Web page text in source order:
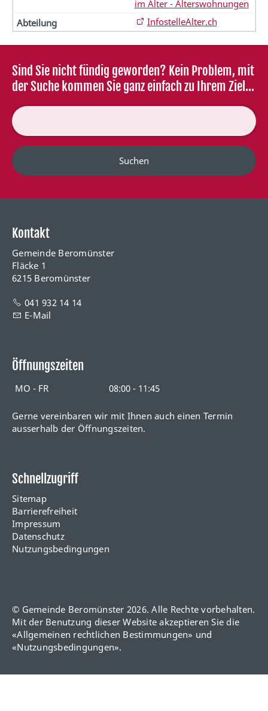
im Alter - Alterswohnungen
InfostelleAlter.ch
Sind Sie nicht fündig geworden? Kein Problem, mit
der Suche kommen Sie ganz einfach zu Ihrem Ziel...
Suchen
Kontakt
Gemeinde Beromünster
Fläcke 1
6215 Beromünster
041 932 14 14
E-Mail
Öffnungszeiten
MO - FR 08:00 - 11:45
Gerne vereinbaren wir mit Ihnen auch einen Termin
ausserhalb der Öffnungszeiten.
Schnellzugriff
Sitemap
Barrierefreiheit
Impressum
Datenschutz
Nutzungsbedingungen
© Gemeinde Beromünster 2026. Alle Rechte vorbehalten.
Mit der Benutzung dieser Website akzeptieren Sie die
«Allgemeinen rechtlichen Bestimmungen» und
«Nutzungsbedingungen».